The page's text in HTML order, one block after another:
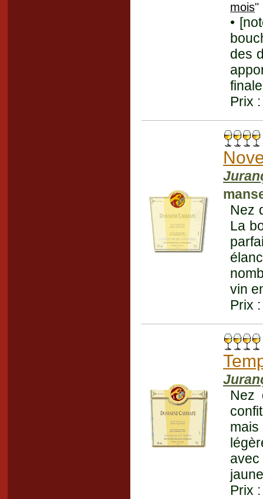
mois"
•
des
Prix
Nez
La
vin
Prix
Nez
mais
Prix